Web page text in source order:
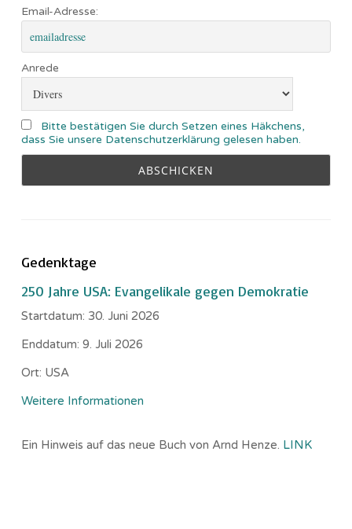
Email-Adresse:
Anrede
Bitte bestätigen Sie durch Setzen eines Häkchens,
dass Sie unsere Datenschutzerklärung gelesen haben.
Gedenktage
250 Jahre USA: Evangelikale gegen Demokratie
Startdatum: 30. Juni 2026
Enddatum: 9. Juli 2026
Ort: USA
Weitere Informationen
Ein Hinweis auf das neue Buch von Arnd Henze. LINK